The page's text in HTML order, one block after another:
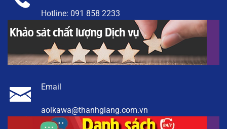
Hotline: 091 858 2233
Email
aoikawa@thanhgiang.com.vn